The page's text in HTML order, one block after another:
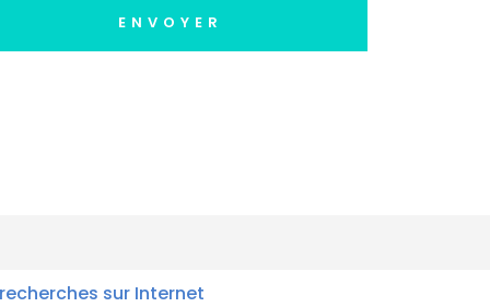
ENVOYER
sur Internet